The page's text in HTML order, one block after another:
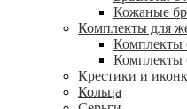
Кожаные
Комплекты для
Комплекты
Комплекты
Крестики и
Кольца